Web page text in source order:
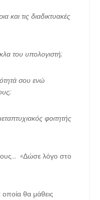
και τις διαδικτυακές
του υπολογιστή;
σου ενώ
φοιτητής
«Δώσε λόγο στο
οποία θα μάθεις